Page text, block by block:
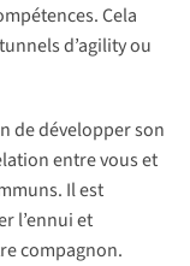
Cela
d’agility ou
de développer son
entre vous et
Il est
l’ennui et
compagnon.